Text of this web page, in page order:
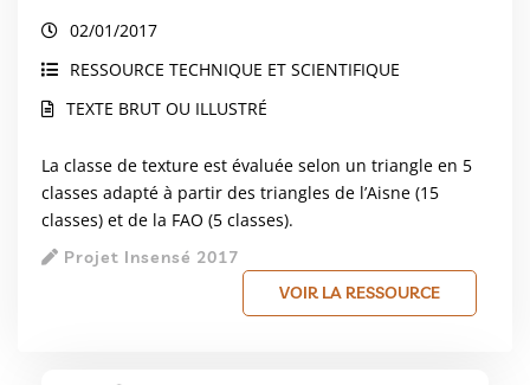
02/01/2017
RESSOURCE TECHNIQUE ET SCIENTIFIQUE
TEXTE BRUT OU ILLUSTRÉ
La classe de texture est évaluée selon un triangle en 5
classes adapté à partir des triangles de l’Aisne (15
classes) et de la FAO (5 classes).
Projet Insensé 2017
VOIR LA RESSOURCE